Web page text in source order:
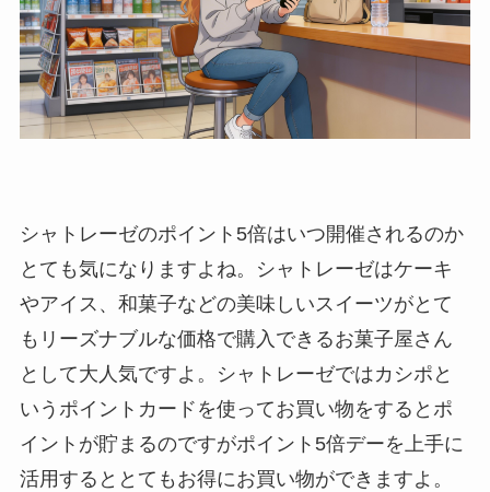
シャトレーゼのポイント5倍はいつ開催されるのか
とても気になりますよね。シャトレーゼはケーキ
やアイス、和菓子などの美味しいスイーツがとて
もリーズナブルな価格で購入できるお菓子屋さん
として大人気ですよ。シャトレーゼではカシポと
いうポイントカードを使ってお買い物をするとポ
イントが貯まるのですがポイント5倍デーを上手に
活用するととてもお得にお買い物ができますよ。